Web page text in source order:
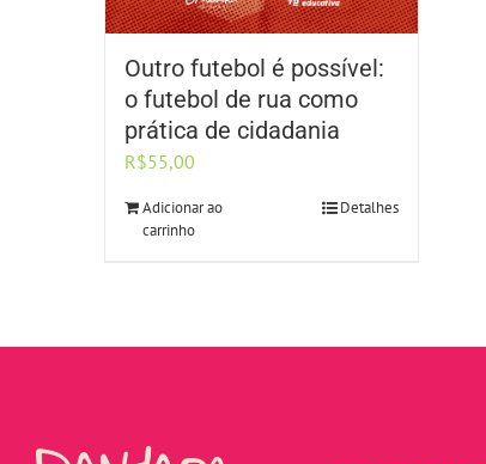
Outro futebol é possível:
o futebol de rua como
prática de cidadania
R$55,00
Adicionar ao
carrinho
Detalhes